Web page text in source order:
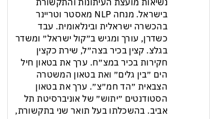
בישראל. מנחה NLP מאסטר וטריינר
בהכשרה ישראלית ובינלאומית. עבד
כשדרן, עורך ומגיש ב״קול ישראל״ ומשדר
בגלצ. קצין בכיר בצה״ל, שירת כקצין
חקירות בכיר במצ״ח. ערך את בטאון חיל
הים ״בין גלים״ ואת בטאון המשטרה
הצבאית ״הד חמ״צ״. ערך את בטאון
הסטודנטים ״יתוש״ של אוניברסיטת תל
אביב. בהשכלתו בעל תואר שני בתקשורת,